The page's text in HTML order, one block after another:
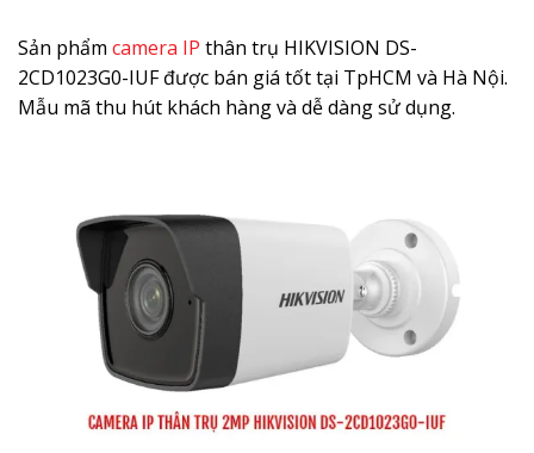
Sản phẩm camera IP thân trụ HIKVISION DS-
2CD1023G0-IUF được bán giá tốt tại TpHCM và Hà Nội.
Mẫu mã thu hút khách hàng và dễ dàng sử dụng.